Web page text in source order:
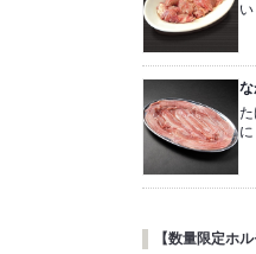
い
な
【数量限定ホル